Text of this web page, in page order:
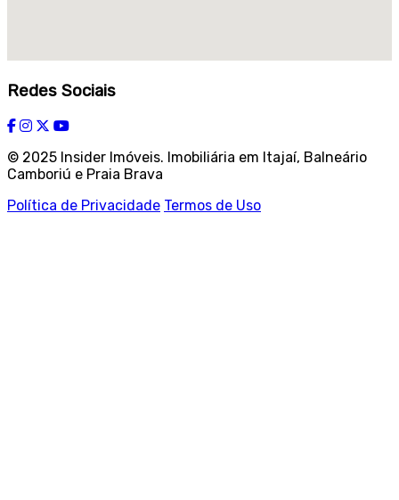
Redes Sociais
© 2025 Insider Imóveis. Imobiliária em Itajaí, Balneário
Camboriú e Praia Brava
Política de Privacidade Termos de Uso